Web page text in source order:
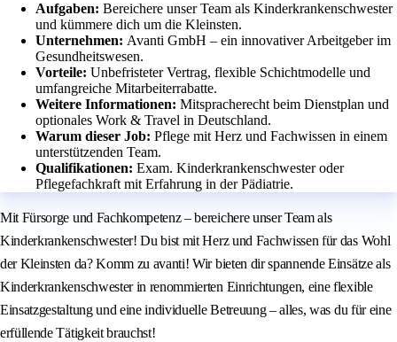
Aufgaben: Bereichere unser Team als Kinderkrankenschwester
und kümmere dich um die Kleinsten.
Unternehmen: Avanti GmbH – ein innovativer Arbeitgeber im
Gesundheitswesen.
Vorteile: Unbefristeter Vertrag, flexible Schichtmodelle und
umfangreiche Mitarbeiterrabatte.
Weitere Informationen: Mitspracherecht beim Dienstplan und
optionales Work & Travel in Deutschland.
Warum dieser Job: Pflege mit Herz und Fachwissen in einem
unterstützenden Team.
Qualifikationen: Exam. Kinderkrankenschwester oder
Pflegefachkraft mit Erfahrung in der Pädiatrie.
Mit Fürsorge und Fachkompetenz – bereichere unser Team als
Kinderkrankenschwester! Du bist mit Herz und Fachwissen für das Wohl
der Kleinsten da? Komm zu avanti! Wir bieten dir spannende Einsätze als
Kinderkrankenschwester in renommierten Einrichtungen, eine flexible
Einsatzgestaltung und eine individuelle Betreuung – alles, was du für eine
erfüllende Tätigkeit brauchst!